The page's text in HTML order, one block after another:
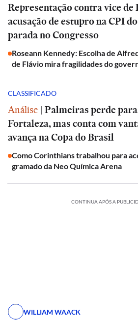
Representação contra vice de
acusação de estupro na CPI
parada no Congresso
Roseann Kennedy: Escolha de
de Flávio mira fragilidades do
CLASSIFICADO
Análise | Palmeiras perde
Fortaleza, mas conta com
avança na Copa do Brasil
Como Corinthians trabalhou para
gramado da Neo Química Arena
CONTINUA APÓS A
WILLIAM WAACK